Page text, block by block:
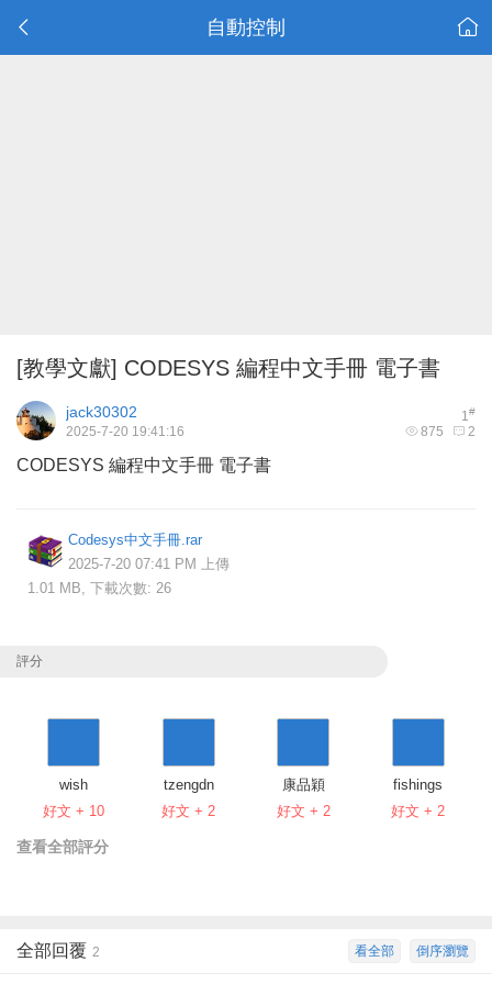
自動控制
[教學文獻] CODESYS 編程中文手冊 電子書
1#
jack30302
875 2
2025-7-20 19:41:16
CODESYS 編程中文手冊 電子書
Codesys中文手冊.rar
2025-7-20 07:41 PM 上傳
1.01 MB, 下載次數: 26
評分
wish
好文 + 10
tzengdn
好文 + 2
康品穎
好文 + 2
fishings
好文 + 2
查看全部評分
倒序瀏覽
看全部
全部回覆 2